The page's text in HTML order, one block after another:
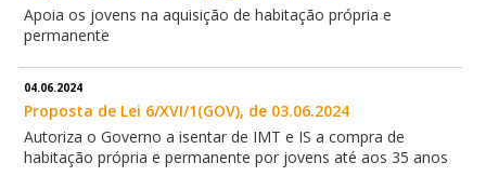
Apoia os jovens na aquisição de habitação própria e
permanente
04.06.2024
Proposta de Lei 6/XVI/1(GOV), de 03.06.2024
Autoriza o Governo a isentar de IMT e IS a compra de
habitação própria e permanente por jovens até aos 35 anos